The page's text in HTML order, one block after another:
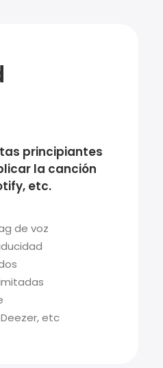
principiantes
la canción
etc.
de voz
etc